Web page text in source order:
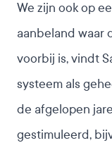
We zijn ook op
aanbeland waar
voorbij is, vindt
systeem als
de afgelopen
gestimuleerd,